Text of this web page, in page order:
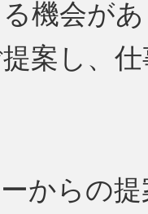
機会が
案し、
からの提